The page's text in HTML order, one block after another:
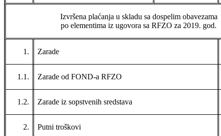
Izvršena plaćanja u skladu sa dospelim obavezama
po elementima iz ugovora sa RFZO za 2019. god.
1. Zarade
1.1. Zarade od FOND-a RFZO
1.2. Zarade iz sopstvenih sredstava
2. Putni troškovi